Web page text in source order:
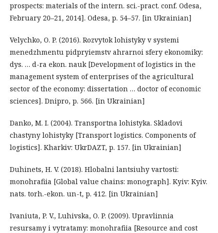
prospects: materials of the intern. sci.-pract. conf. Odesa,
February 20–21, 2014]. Odesa, p. 54–57. [in Ukrainian]
Velychko, O. P. (2016). Rozvytok lohistyky v systemi
menedzhmentu pidpryiemstv ahrarnoi sfery ekonomiky:
dys. … d-ra ekon. nauk [Development of logistics in the
management system of enterprises of the agricultural
sector of the economy: dissertation … doctor of economic
sciences]. Dnipro, p. 566. [in Ukrainian]
Danko, M. I. (2004). Transportna lohistyka. Skladovi
chastyny lohistyky [Transport logistics. Components of
logistics]. Kharkiv: UkrDAZT, p. 157. [in Ukrainian]
Duhinets, H. V. (2018). Hlobalni lantsiuhy vartosti:
monohrafiia [Global value chains: monograph]. Kyiv: Kyiv.
nats. torh.-ekon. un-t, p. 412. [in Ukrainian]
Ivaniuta, P. V., Luhivska, O. P. (2009). Upravlinnia
resursamy i vytratamy: monohrafiia [Resource and cost